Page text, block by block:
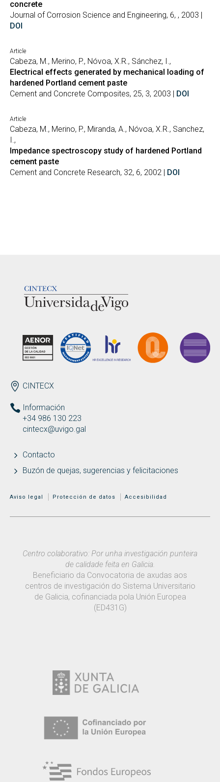
concrete
Journal of Corrosion Science and Engineering, 6, , 2003 |
DOI
Article
Cabeza, M., Merino, P., Nóvoa, X.R., Sánchez, I.,
Electrical effects generated by mechanical loading of
hardened Portland cement paste
Cement and Concrete Composites, 25, 3, 2003 | DOI
Article
Cabeza, M., Merino, P., Miranda, A., Nóvoa, X.R., Sanchez,
I.,
Impedance spectroscopy study of hardened Portland
cement paste
Cement and Concrete Research, 32, 6, 2002 | DOI
ENDEREZO ES
CINTECX
Información
+34 986 130 223
cintecx@uvigo.gal
Contacto
Buzón de quejas, sugerencias y felicitaciones
MENÚ ADICIONAL
Aviso legal Protección de datos Accesibilidad
Centro colaborativo: Por unha investigación punteira
de calidade feita en Galicia.
Beneficiario da Convocatoria de axudas aos
centros de investigación do Sistema Universitario
de Galicia, cofinanciada pola Unión Europea
(ED431G)